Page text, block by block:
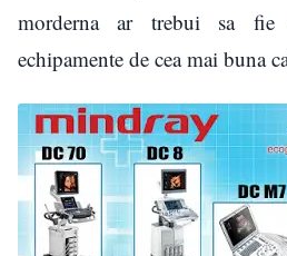
morderna ar trebui sa
echipamente de cea mai buna